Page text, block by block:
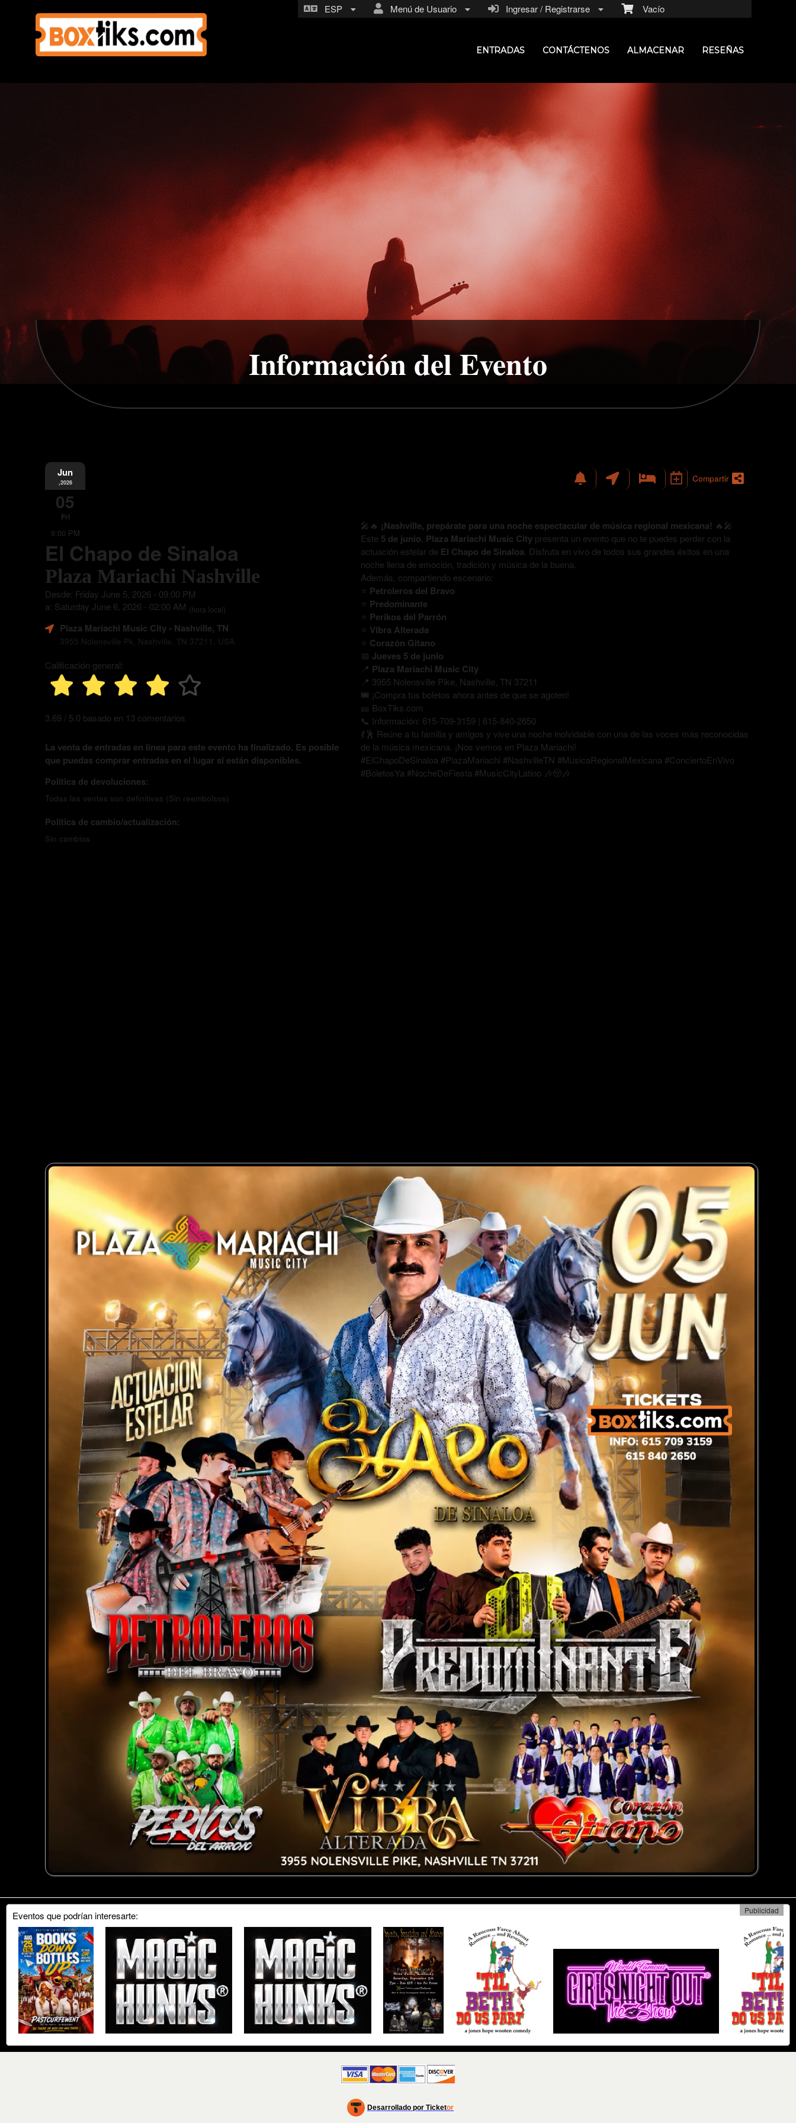
Vacío
Ingresar / Registrarse
Menú de Usuario
ESP
ENTRADAS CONTÁCTENOS ALMACENAR RESEÑAS
Información del Evento
Jun
,2026
05
Fri
9:00 PM
El Chapo de Sinaloa
Plaza Mariachi Nashville
Desde: Friday June 5, 2026 - 09:00 PM
a: Saturday June 6, 2026 - 02:00 AM (hora local)
Plaza Mariachi Music City - Nashville, TN
3955 Nolensville Pk, Nashville, TN 37211, USA
Calificación general:
3.69 / 5.0 basado en 13 comentarios
La venta de entradas en línea para este evento ha finalizado. Es posible
que puedas comprar entradas en el lugar si están disponibles.
Política de devoluciones:
Todas las ventas son definitivas (Sin reembolsos)
Política de cambio/actualización:
Sin cambios
Compartir
🎤🔥 ¡Nashville, prepárate para una noche espectacular de música regional mexicana! 🔥🎤
Este 5 de junio Plaza Mariachi Music Citypresenta un evento que no te puedes perder con la
actuación estelar de El Chapo de Sinaloa . Disfruta en vivo de todos sus grandes éxitos en una
noche llena de emoción, tradición y música de la buena.
Además, compartiendo escenario:
⭐ Petroleros del Bravo
⭐ Predominante
⭐ Perikos del Parrón
⭐ Vibra Alterada
⭐ Corazón Gitano
📅 Jueves 5 de junio
📍 Plaza Mariachi Music City
📍 3955 Nolensville Pike, Nashville, TN 37211
🎟️ ¡Compra tus boletos ahora antes de que se agoten!
🎫 BoxTiks.com
📞 Información: 615-709-3159 | 615-840-2650
💃🕺 Reúne a tu familia y amigos y vive una noche inolvidable con una de las voces más reconocidas
de la música mexicana. ¡Nos vemos en Plaza Mariachi!
#ElChapoDeSinaloa #PlazaMariachi #NashvilleTN #MusicaRegionalMexicana #ConciertoEnVivo
#BoletosYa #NocheDeFiesta #MusicCityLatino 🎶🤠🎶
Eventos que podrían interesarte: Publicidad
Desarrollado por Ticketor